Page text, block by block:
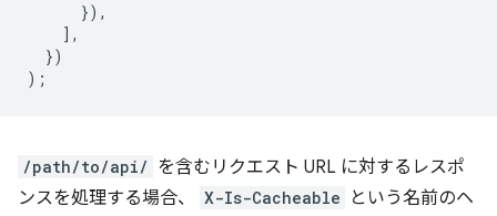
}),
],
})
);
/path/to/api/ を含むリクエスト URL に対するレスポ
ンスを処理する場合、
X-Is-Cacheable という名前のヘ